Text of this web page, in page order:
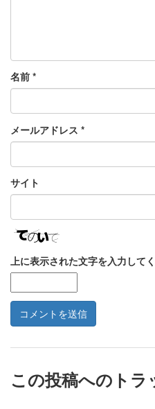
名前 *
メールアドレス *
サイト
上に表示された文字を入力してく
この投稿へのトラ